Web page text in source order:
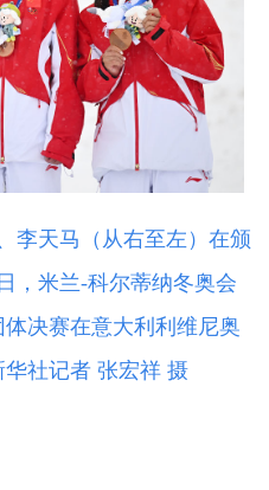
李天马（从右至左）在颁
，米兰-科尔蒂纳冬奥会
决赛在意大利利维尼奥
社记者 张宏祥 摄